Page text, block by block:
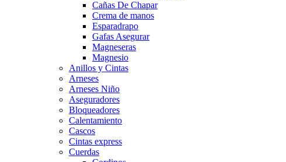
Cañas De Chapar
Crema de manos
Esparadrapo
Gafas Asegurar
Magneseras
Magnesio
Anillos y Cintas
Arneses
Arneses Niño
Aseguradores
Bloqueadores
Calentamiento
Cascos
Cintas express
Cuerdas